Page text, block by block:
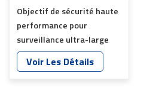
Objectif de sécurité haute
performance pour
surveillance ultra-large
YT-4975P-B2
Voir Les Détails